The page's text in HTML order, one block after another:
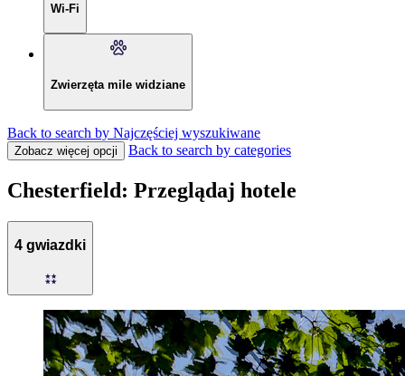
Wi-Fi
Zwierzęta mile widziane
Back to search by Najczęściej wyszukiwane
Zobacz więcej opcji Back to search by categories
Chesterfield: Przeglądaj hotele
4 gwiazdki